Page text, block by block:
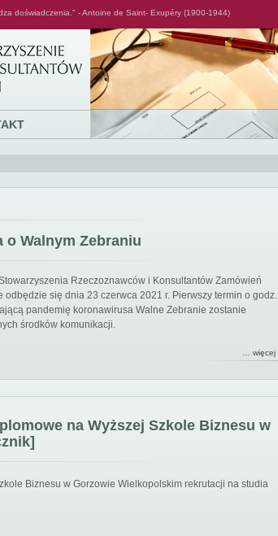
doświadczenia." - Antoine de Saint- Exupéry (1900-1944)
o Walnym Zebraniu
Rzeczoznawców i Konsultantów Zamówień
się dnia 23 czerwca 2021 r. Pierwszy termin o godz.
pandemię koronawirusa Walne Zebranie zostanie
środków komunikacji.
… więcej
na Wyższej Szkole Biznesu w
Biznesu w Gorzowie Wielkopolskim rekrutacji na studia